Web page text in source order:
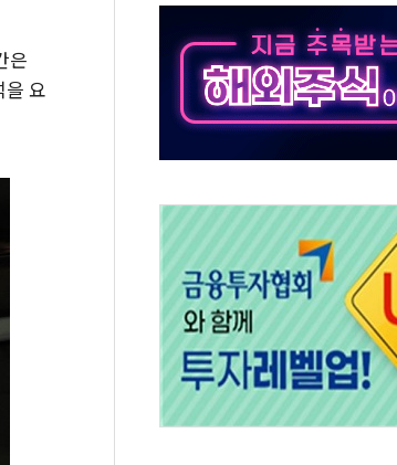
은
을 요